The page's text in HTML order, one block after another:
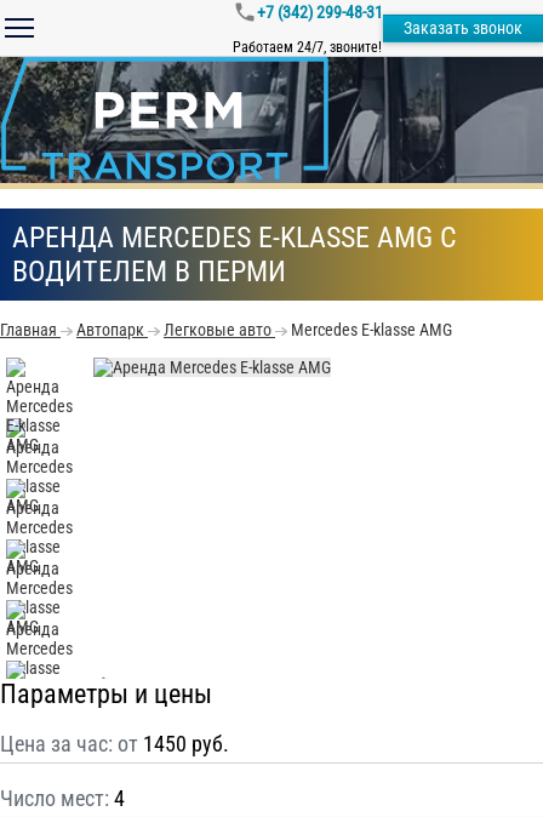
+7 (342) 299-48-31
Работаем 24/7, звоните!
Заказать звонок
АРЕНДА MERCEDES E-KLASSE AMG С
ВОДИТЕЛЕМ В ПЕРМИ
Главная Автопарк Легковые авто Mercedes E-klasse AMG
Параметры и цены
Цена за час: от 1450 руб.
Число мест: 4